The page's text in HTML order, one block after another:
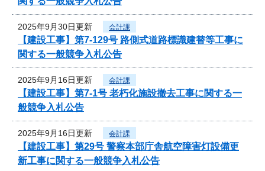
2025年9月30日更新 会計課
【建設工事】第7-129号 路側式道路標識建替等工事に
関する一般競争入札公告
2025年9月16日更新 会計課
【建設工事】第7-1号 老朽化施設撤去工事に関する一
般競争入札公告
2025年9月16日更新 会計課
【建設工事】第29号 警察本部庁舎航空障害灯設備更
新工事に関する一般競争入札公告